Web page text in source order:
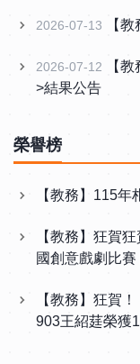
2026-07-13 【
2026-07-12
【
>結果公告
榮譽榜
【教務】115
【教務】狂賀
國創意戲劇比
【教務】狂賀
903王紹莛榮獲